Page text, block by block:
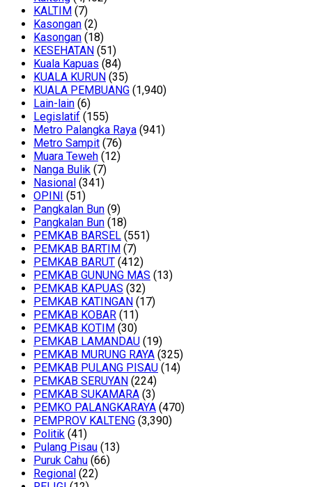
KALTIM (7)
Kasongan (2)
Kasongan (18)
KESEHATAN (51)
Kuala Kapuas (84)
KUALA KURUN (35)
KUALA PEMBUANG (1,940)
Lain-lain (6)
Legislatif (155)
Metro Palangka Raya (941)
Metro Sampit (76)
Muara Teweh (12)
Nanga Bulik (7)
Nasional (341)
OPINI (51)
Pangkalan Bun (9)
Pangkalan Bun (18)
PEMKAB BARSEL (551)
PEMKAB BARTIM (7)
PEMKAB BARUT (412)
PEMKAB GUNUNG MAS (13)
PEMKAB KAPUAS (32)
PEMKAB KATINGAN (17)
PEMKAB KOBAR (11)
PEMKAB KOTIM (30)
PEMKAB LAMANDAU (19)
PEMKAB MURUNG RAYA (325)
PEMKAB PULANG PISAU (14)
PEMKAB SERUYAN (224)
PEMKAB SUKAMARA (3)
PEMKO PALANGKARAYA (470)
PEMPROV KALTENG (3,390)
Politik (41)
Pulang Pisau (13)
Puruk Cahu (66)
Regional (22)